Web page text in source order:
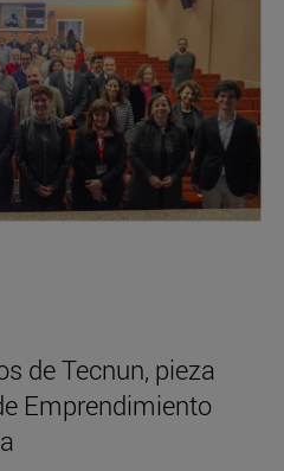
de Tecnun, pieza
Emprendimiento